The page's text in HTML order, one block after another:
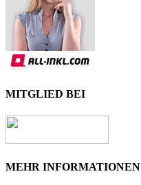
MITGLIED BEI
MEHR INFORMATIONEN